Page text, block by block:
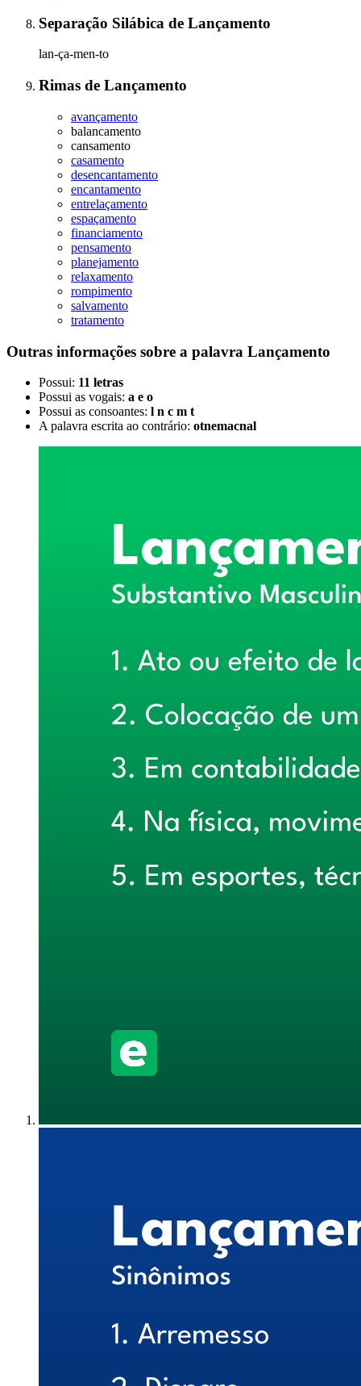
Separação Silábica de Lançamento
lan-ça-men-to
Rimas de Lançamento
avançamento
balancamento
cansamento
casamento
desencantamento
encantamento
entrelaçamento
espaçamento
financiamento
pensamento
planejamento
relaxamento
rompimento
salvamento
tratamento
Outras informações sobre a palavra Lançamento
Possui: 11 letras
Possui as vogais: a e o
Possui as consoantes: l n c m t
A palavra escrita ao contrário: otnemacnal